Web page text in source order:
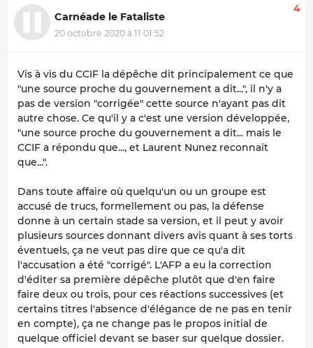
Carnéade le Fataliste
20 octobre 2020 à 11:01:52
4
Vis à vis du CCIF la dépêche dit principalement ce que
"une source proche du gouvernement a dit...", il n'y a
pas de version "corrigée" cette source n'ayant pas dit
autre chose. Ce qu'il y a c'est une version développée,
"une source proche du gouvernement a dit... mais le
CCIF a répondu que..., et Laurent Nunez reconnait
que...".
Dans toute affaire où quelqu'un ou un groupe est
accusé de trucs, formellement ou pas, la défense
donne à un certain stade sa version, et il peut y avoir
plusieurs sources donnant divers avis quant à ses torts
éventuels, ça ne veut pas dire que ce qu'a dit
l'accusation a été "corrigé". L'AFP a eu la correction
d'éditer sa première dépêche plutôt que d'en faire
faire deux ou trois, pour ces réactions successives (et
certains titres l'absence d'élégance de ne pas en tenir
en compte), ça ne change pas le propos initial de
quelque officiel devant se baser sur quelque dossier.